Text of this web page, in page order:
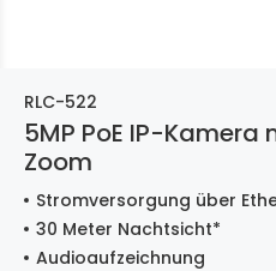
RLC-522
5MP PoE IP-
Zoom
Stromversorgung über
30 Meter Nachtsicht*
Audioaufzeichnung